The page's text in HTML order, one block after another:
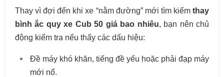
Thay vì đợi đến khi xe “nằm đường” mới tìm kiếmthay
bình ắc quy xe Cub 50 giá bao nhiêu, bạn nên chủ
động kiểm tra nếu thấy các dấu hiệu:
Đề máy khó khăn, tiếng đề yếu hoặc phải đạp máy
mới nổ.